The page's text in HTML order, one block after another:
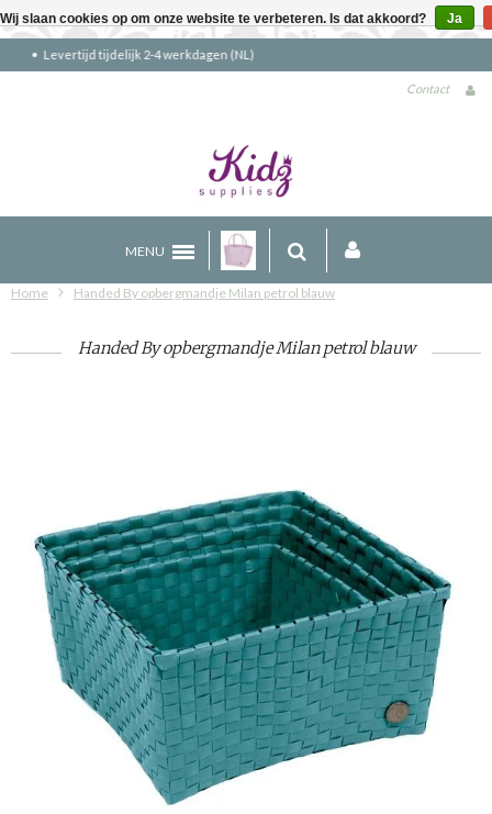
Gratis verzending boven €90 (NL)
Contact
MENU
Home Handed By opbergmandje Milan petrol blauw
Handed By opbergmandje Milan petrol blauw
Wij slaan cookies op om onze website te verbeteren. Is dat akkoord? Ja